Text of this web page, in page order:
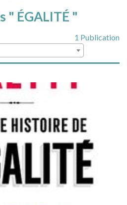
" ÉGALITÉ "
1 Publication